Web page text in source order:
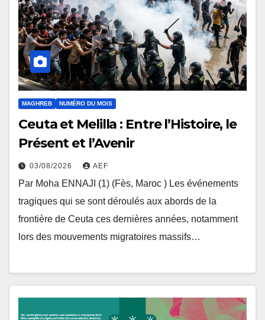
MAGHREB NUMÉRO DU MOIS
Ceuta et Melilla : Entre l’Histoire, le
Présent et l’Avenir
03/08/2026 AEF
Par Moha ENNAJI (1) (Fès, Maroc ) Les événements
tragiques qui se sont déroulés aux abords de la
frontière de Ceuta ces dernières années, notamment
lors des mouvements migratoires massifs…